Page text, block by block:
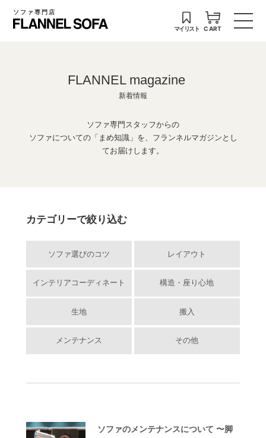
ソファ専門店
マイリスト CART
FLANNEL magazine
新着情報
ソファ専門スタッフからの
ソファについての「まめ知識」を、フランネルマガジンとし
てお届けします。
カテゴリーで絞り込む
ソファ選びのコツ レイアウト
インテリアコーディネート 構造・座り心地
生地 搬入
メンテナンス その他
ソファのメンテナンスについて 〜脚